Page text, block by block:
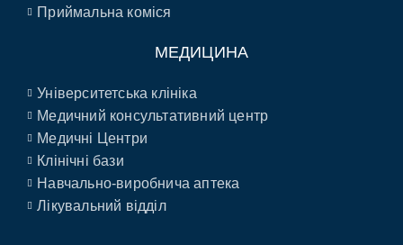
Приймальна коміся
МЕДИЦИНА
Університетська клініка
Медичний консультативний центр
Медичні Центри
Клінічні бази
Навчально-виробнича аптека
Лікувальний відділ